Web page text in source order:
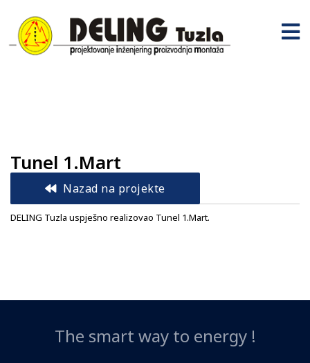
Tunel 1.Mart
Nazad na projekte
DELING Tuzla uspješno realizovao Tunel 1.Mart.
The smart way to energy !